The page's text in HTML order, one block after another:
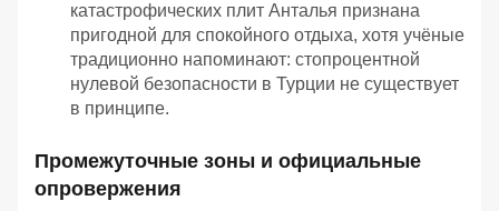
катастрофических плит Анталья признана
пригодной для спокойного отдыха, хотя учёные
традиционно напоминают: стопроцентной
нулевой безопасности в Турции не существует
в принципе.
Промежуточные зоны и официальные
опровержения